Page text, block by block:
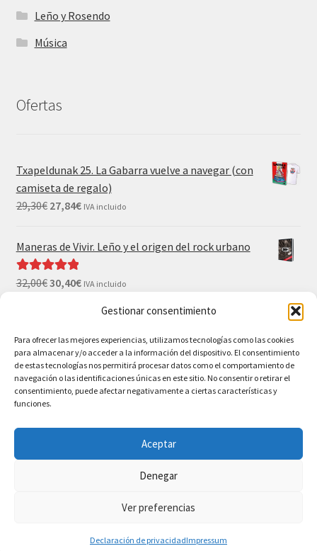
Gestionar consentimiento
Para ofrecer las mejores experiencias, utilizamos tecnologías como las cookies
para almacenar y/o acceder a la información del dispositivo. El consentimiento
de estas tecnologías nos permitirá procesar datos como el comportamiento de
navegación o las identificaciones únicas en este sitio. No consentir o retirar el
consentimiento, puede afectar negativamente a ciertas características y
funciones.
Aceptar
Denegar
Ver preferencias
Declaración de privacidadImpressum
Leño y Rosendo
Música
Ofertas
Txapeldunak 25. La Gabarra vuelve a navegar (con
camiseta de regalo)
29,30€ 27,84€ IVA incluido
Maneras de Vivir. Leño y el origen del rock urbano
Valorado con
32,00€30,40€ IVA incluido
camiseta y postales de regalo)
35,00€33,25€ IVA incluido
© BAO Bilbao Ediciones 2026
Construido con WooCommerce